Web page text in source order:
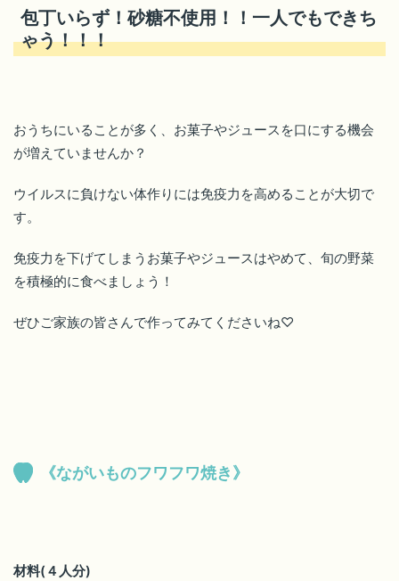
包丁いらず！砂糖不使用！！一人でもできち
ゃう！！！
おうちにいることが多く、お菓子やジュースを口にする機会
が増えていませんか？
ウイルスに負けない体作りには免疫力を高めることが大切で
す。
免疫力を下げてしまうお菓子やジュースはやめて、旬の野菜
を積極的に食べましょう！
ぜひご家族の皆さんで作ってみてくださいね♡
《ながいものフワフワ焼き》
材料(４人分)